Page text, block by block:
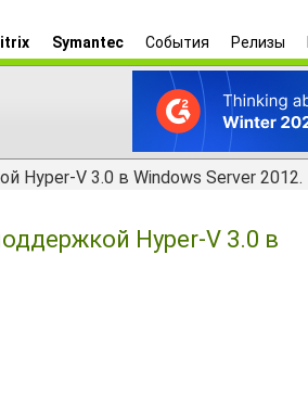
Symantec События Релизы
Hyper-V 3.0 в Windows Server 2012.
Hyper-V 3.0 в